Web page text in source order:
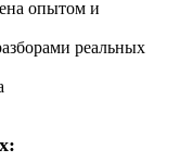
опытом и
реальных